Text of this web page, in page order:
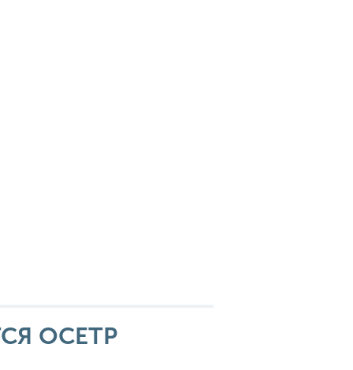
ОСЕТР